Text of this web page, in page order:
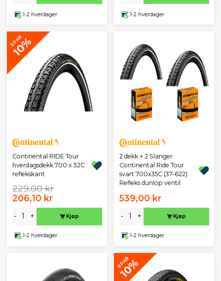
1-2 hverdager 1-2 hverdager
SPAR
10%
Continental RIDE Tour
hverdagsdekk 700 x 32C
reflekskant
229,00 kr
206,10 kr
- + Kjøp
1-2 hverdager
2 dekk + 2 Slanger
Continental Ride Tour
svart 700x35C (37-622)
Refleks dunlop ventil
539,00 kr
- + Kjøp
1-2 hverdager
SPAR
10%